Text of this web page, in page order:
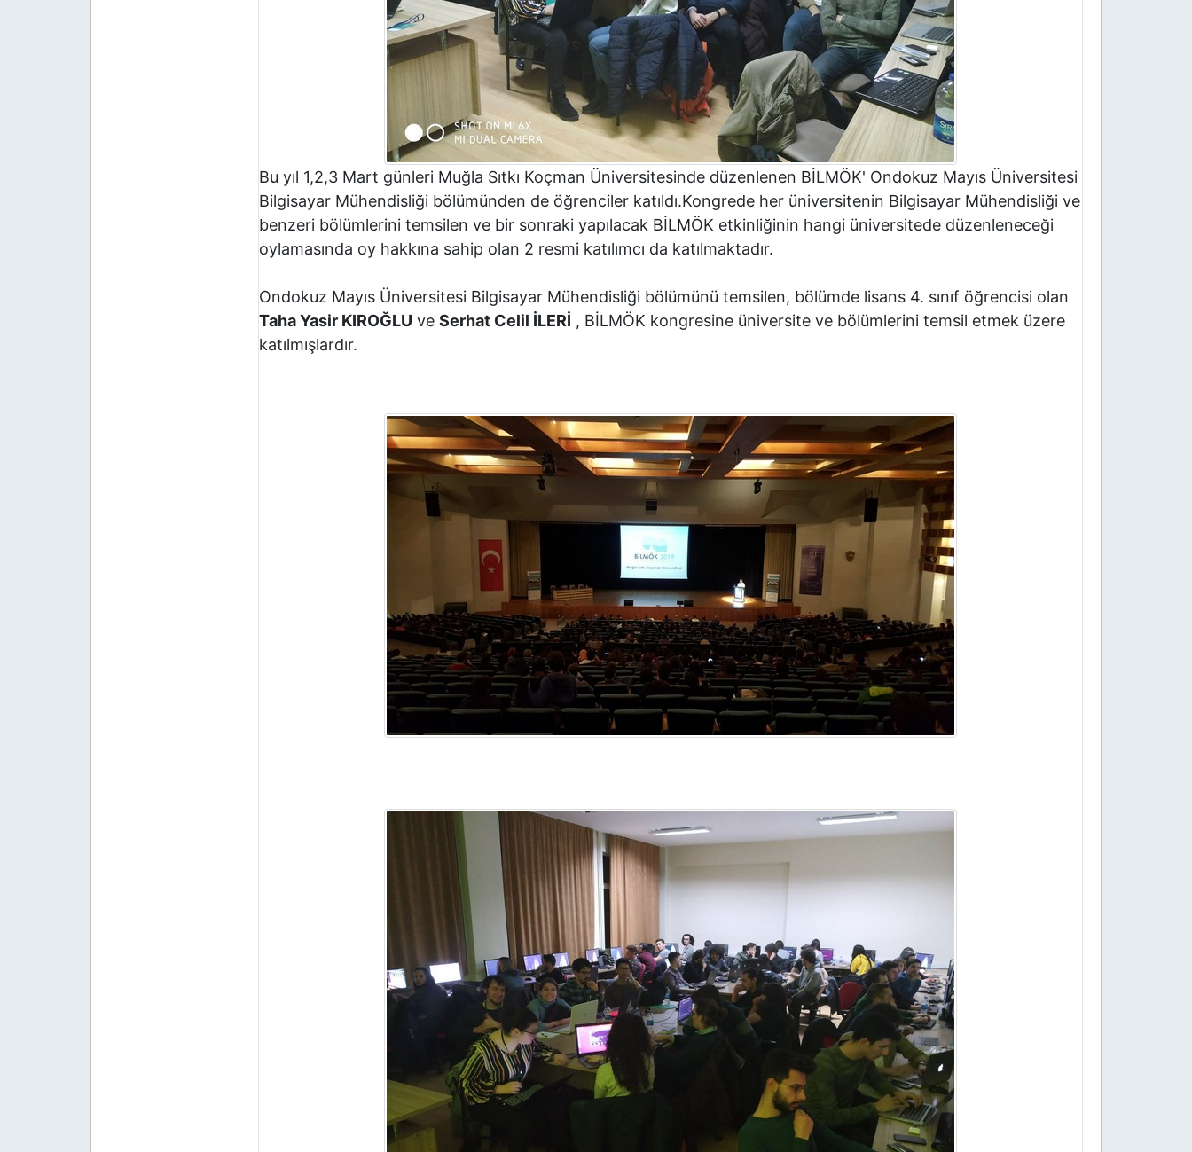
Bu yıl 1,2,3 Mart günleri Muğla Sıtkı Koçman Üniversitesinde düzenlenen BİLMÖK' Ondokuz Mayıs Üniversitesi
Bilgisayar Mühendisliği bölümünden de öğrenciler katıldı.Kongrede her üniversitenin Bilgisayar Mühendisliği ve
benzeri bölümlerini temsilen ve bir sonraki yapılacak BİLMÖK etkinliğinin hangi üniversitede düzenleneceği
oylamasında oy hakkına sahip olan 2 resmi katılımcı da katılmaktadır.
Ondokuz Mayıs Üniversitesi Bilgisayar Mühendisliği bölümünü temsilen, bölümde lisans 4. sınıf öğrencisi olan
Taha Yasir KIROĞLU ve Serhat Celil İLERİ , BİLMÖK kongresine üniversite ve bölümlerini temsil etmek üzere
katılmışlardır.